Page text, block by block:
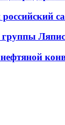
группы